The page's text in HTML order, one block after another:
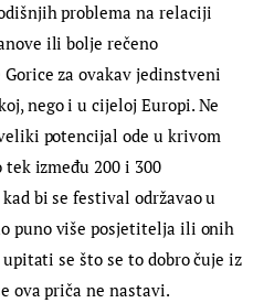
problema na relaciji
ili bolje rečeno
za ovakav jedinstveni
nego i u cijeloj Europi. Ne
potencijal ode u krivom
između 200 i 300
bi se festival održavao u
puno više posjetitelja ili onih
se što se to dobro čuje iz
ova priča ne nastavi.